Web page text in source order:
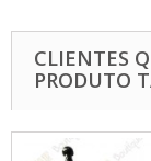
CLIENTES
PRODUTO